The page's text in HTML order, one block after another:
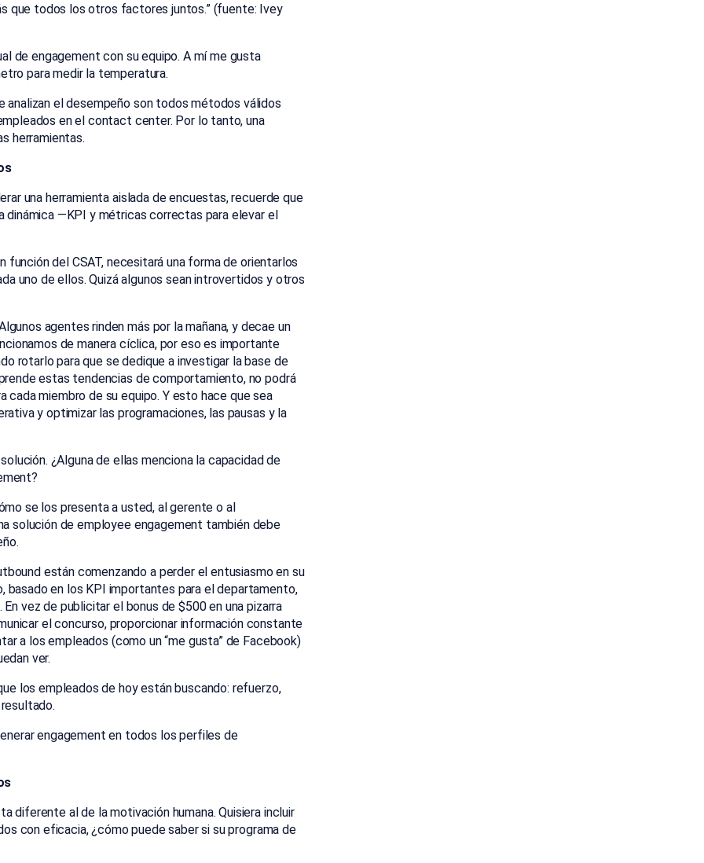
que todos los otros factores juntos.” (fuente: Ivey
de engagement con su equipo. A mí me gusta
para medir la temperatura.
el desempeño son todos métodos válidos
en el contact center. Por lo tanto, una
herramientas.
una herramienta aislada de encuestas, recuerde que
—KPI y métricas correctas para elevar el
del CSAT, necesitará una forma de orientarlos
uno de ellos. Quizá algunos sean introvertidos y otros
agentes rinden más por la mañana, y decae un
de manera cíclica, por eso es importante
rotarlo para que se dedique a investigar la base de
estas tendencias de comportamiento, no podrá
miembro de su equipo. Y esto hace que sea
y optimizar las programaciones, las pausas y la
¿Alguna de ellas menciona la capacidad de
se los presenta a usted, al gerente o al
solución de employee engagement también debe
están comenzando a perder el entusiasmo en su
basado en los KPI importantes para el departamento,
vez de publicitar el bonus de $500 en una pizarra
el concurso, proporcionar información constante
a los empleados (como un “me gusta” de Facebook)
ver.
los empleados de hoy están buscando: refuerzo,
engagement en todos los perfiles de
diferente al de la motivación humana. Quisiera incluir
con eficacia, ¿cómo puede saber si su programa de